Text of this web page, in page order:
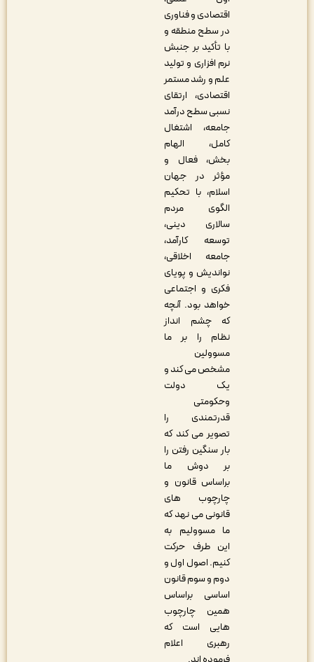
اقتصادی و فناوری
در سطح منطقه و
با تأکید بر جنبش
نرم افزاری و تولید
علم و رشد مستمر
اقتصادی، ارتقای
نسبی سطح درآمد
جامعه، اشتغال
کامل، الهام
بخش، فعال و
مؤثر در جهان
اسلام، با تحکیم
الگوی مردم
سالاری دینی،
توسعه کارآمد،
جامعه اخلاقی،
نواندیش و پویای
فکری و اجتماعی
خواهد بود. آنچه
که چشم انداز
نظام را بر ما
مسوولین
مشخص می کند و
یک دولت
وحکومتی
قدرتمندی را
تصویر می کند که
بار سنگین رفتن را
بر دوش ما
براساس قانون و
چارچوب های
قانونی می نهد که
ما مسوولیم به
این طرف حرکت
کنیم. اصول اول و
دوم و سوم قانون
اساسی براساس
همین چارچوب
هایی است که
رهبری اعلام